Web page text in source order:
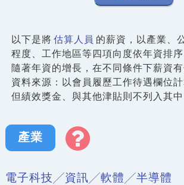
以下是將 估算人員 的薪資，以產業、
程度、工作地區等四項向度依年資排
隨著年資的增長，在不同條件下薪資有
資料來源：以會員履歷工作待遇欄位計
但績效獎金、與其他津貼則不列入其中
產業
電子科技╱資訊╱軟體╱半導體